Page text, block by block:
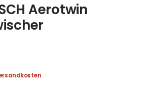
Aerotwin